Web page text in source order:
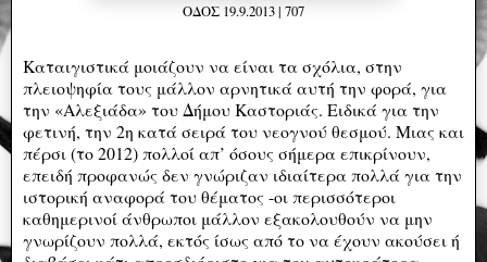
ΟΔΟΣ 19.9.2013 | 707
Καταιγιστικά μοιάζουν να είναι τα σχόλια, στην
πλειοψηφία τους μάλλον αρνητικά αυτή την φορά, για
την «Αλεξιάδα» του Δήμου Καστοριάς. Ειδικά για την
φετινή, την 2η κατά σειρά του νεογνού θεσμού. Μιας και
πέρσι (το 2012) πολλοί απ’ όσους σήμερα επικρίνουν,
επειδή προφανώς δεν γνώριζαν ιδιαίτερα πολλά για την
ιστορική αναφορά του θέματος -οι περισσότεροι
καθημερινοί άνθρωποι μάλλον εξακολουθούν να μην
γνωρίζουν πολλά, εκτός ίσως από το να έχουν ακούσει ή